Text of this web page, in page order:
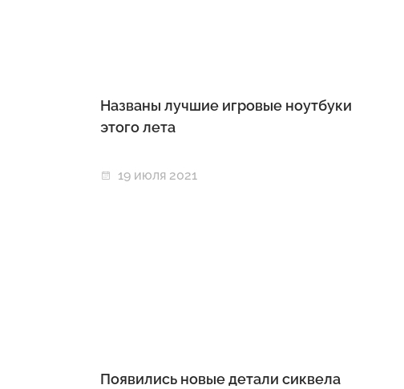
Названы лучшие игровые ноутбуки
этого лета
19 июля 2021
Появились новые детали сиквела